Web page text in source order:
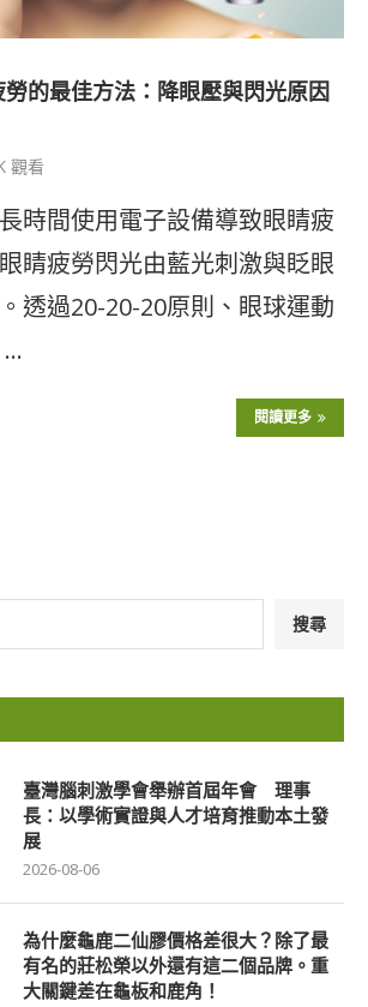
的最佳方法：降眼壓與閃光原因
觀看
時間使用電子設備導致眼睛疲
睛疲勞閃光由藍光刺激與眨眼
透過20-20-20原則、眼球運動
…
閱讀更多
搜尋
臺灣腦刺激學會舉辦首屆年會 理事
長：以學術實證與人才培育推動本土發
展
2026-08-06
為什麼龜鹿二仙膠價格差很大？除了最
有名的莊松榮以外還有這二個品牌。重
大關鍵差在龜板和鹿角！